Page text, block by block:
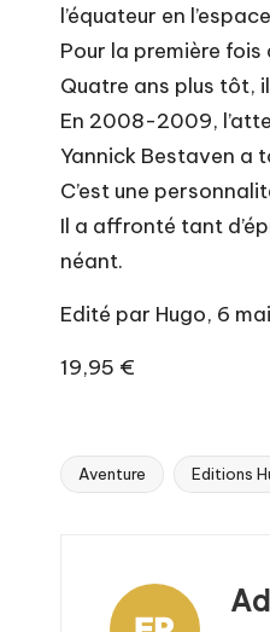
l’équateur en
Pour la première fois
Quatre ans plus tôt,
En 2008-2009,
Yannick Bestaven a
C’est une
Il a affronté tant
néant.
Edité par Hugo, 6
19,95 €
Tags:
Aventure Editions